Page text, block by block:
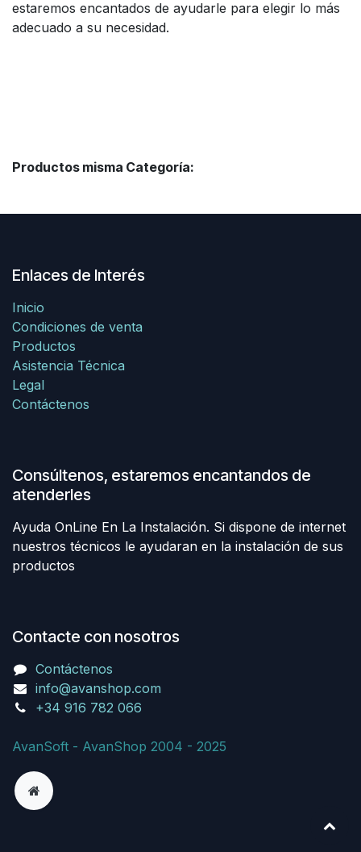
estaremos encantados de ayudarle para elegir lo más
adecuado a su necesidad.
Productos misma Categoría:
Enlaces de Interés
Inicio
Condiciones de venta
Productos
Asistencia Técnica
Legal
Contáctenos
Consúltenos, estaremos encantandos de
atenderles
Ayuda OnLine En La Instalación. Si dispone de internet
nuestros técnicos le ayudaran en la instalación de sus
productos
Contacte con nosotros
Contáctenos
info@avanshop.com
+34 916 782 066
AvanSoft - AvanShop 2004 - 2025